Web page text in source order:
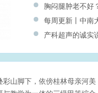
早切早安心
胸闷腿肿老不好
衣”勒住了
每周更新丨中南
院最新门诊出诊
产科超声的诚实
山脚下，依傍桂林母亲河美